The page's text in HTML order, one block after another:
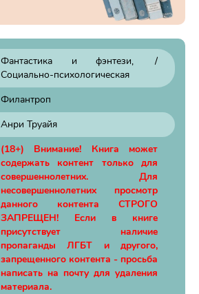
Фантастика и фэнтези
/
Социально-психологическая
Филантроп
Анри Труайя
(18+) Внимание! Книга может
содержать контент только для
совершеннолетних. Для
несовершеннолетних просмотр
данного контента СТРОГО
ЗАПРЕЩЕН! Если в книге
присутствует наличие
пропаганды ЛГБТ и другого,
запрещенного контента - просьба
написать на почту для удаления
материала.